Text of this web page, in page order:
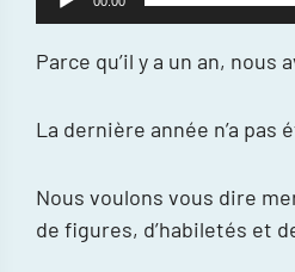
Parce qu’il y a un an,
La dernière année n’a
Nous voulons vous dire
de figures, d’habiletés et